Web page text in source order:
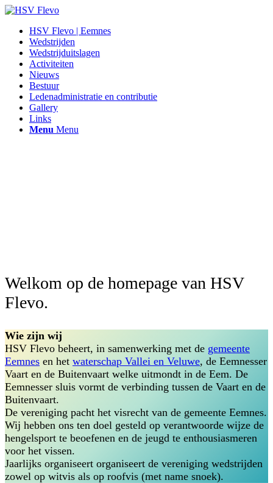
HSV Flevo | Eemnes
Wedstrijden
Wedstrijduitslagen
Activiteiten
Nieuws
Bestuur
Ledenadministratie en contributie
Gallery
Links
Menu Menu
Welkom op de homepage van HSV
Flevo.
Wie zijn wij
HSV Flevo beheert, in samenwerking met de gemeente
Eemnes en het waterschap Vallei en Veluwe, de Eemnesser
Vaart en de Buitenvaart welke uitmondt in de Eem. De
Eemnesser sluis vormt de verbinding tussen de Vaart en de
Buitenvaart.
De vereniging pacht het visrecht van de gemeente Eemnes.
Wij hebben ons ten doel gesteld op verantwoorde wijze de
hengelsport te beoefenen en de jeugd te enthousiasmeren
voor het vissen.
Jaarlijks organiseert organiseert de vereniging wedstrijden
zowel op witvis als op roofvis (met name snoek).